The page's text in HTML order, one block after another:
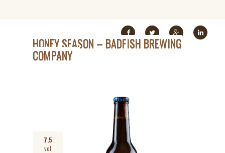
HONEY SEASON – BADFISH BREWING
COMPANY
7.5
vol